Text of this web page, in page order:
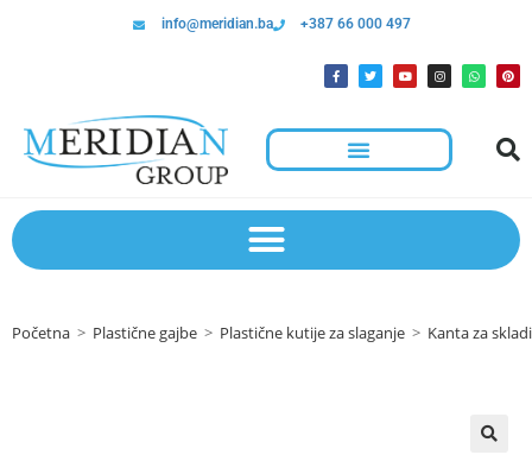
info@meridian.ba +387 66 000 497
Početna > Plastične gajbe > Plastične kutije za slaganje > Kanta za